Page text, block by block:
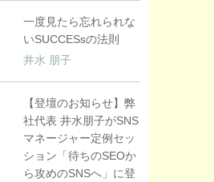
一度見たら忘れられな
いSUCCESsの法則
井水 朋子
【登壇のお知らせ】弊
社代表 井水朋子がSNS
マネージャー定例セッ
ション「待ちのSEOか
ら攻めのSNSへ」に登